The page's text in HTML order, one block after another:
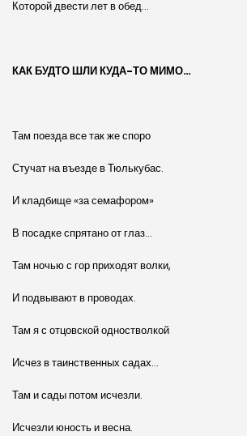
Которой двести лет в обед…
КАК БУДТО ШЛИ КУДА-ТО МИМО…
Там поезда все так же споро
Стучат на въезде в Тюлькубас.
И кладбище «за семафором»
В посадке спрятано от глаз…
Там ночью с гор приходят волки,
И подвывают в проводах.
Там я с отцовской одностволкой
Исчез в таинственных садах…
Там и сады потом исчезли.
Исчезли юность и весна.